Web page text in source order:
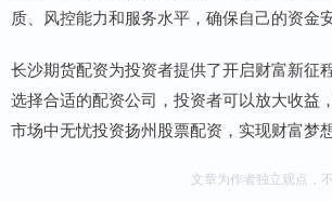
质、风控能力和服务水平，确保自己的资金安
长沙期货配资为投资者提供了开启财富新征
选择合适的配资公司，投资者可以放大收益
市场中无忧投资扬州股票配资，实现财富梦想
文章为作者独立观点，